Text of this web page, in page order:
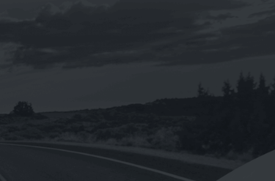
之泉香氛沐浴盥洗旅行組4入一組小瓶裝